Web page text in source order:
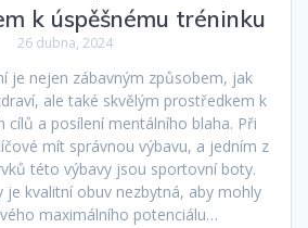
k úspěšnému tréninku
26 dubna, 2024
je nejen zábavným způsobem, jak
ale také skvělým prostředkem k
cílů a posílení mentálního blaha. Při
mít správnou výbavu, a jedním z
této výbavy jsou sportovní boty.
je kvalitní obuv nezbytná, aby mohly
maximálního potenciálu…